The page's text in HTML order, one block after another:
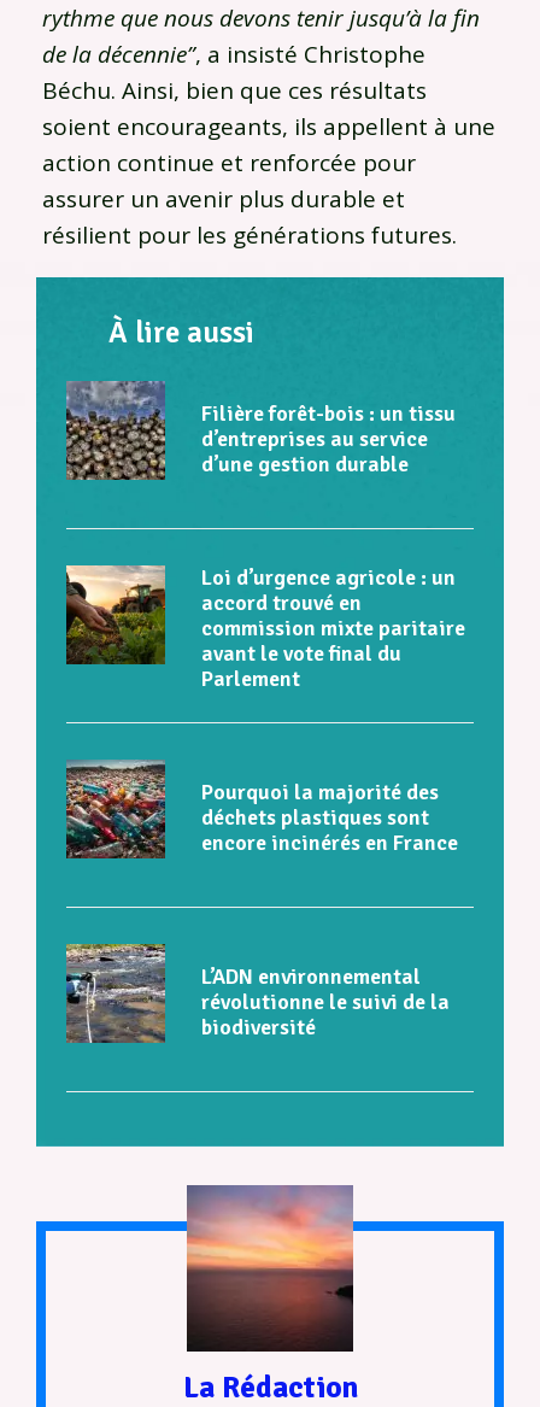
rythme que nous devons tenir jusqu’à la fin
de la décennie”, a insisté Christophe
Béchu. Ainsi, bien que ces résultats
soient encourageants, ils appellent à une
action continue et renforcée pour
assurer un avenir plus durable et
résilient pour les générations futures.
À lire aussi
Filière forêt-bois : un tissu
d’entreprises au service
d’une gestion durable
Loi d’urgence agricole : un
accord trouvé en
commission mixte paritaire
avant le vote final du
Parlement
Pourquoi la majorité des
déchets plastiques sont
encore incinérés en France
L’ADN environnemental
révolutionne le suivi de la
biodiversité
La Rédaction